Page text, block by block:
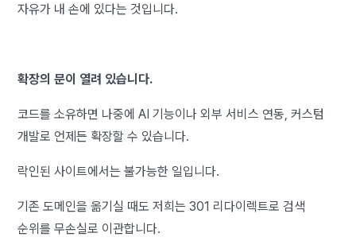
자유가 내 손에 있다는 것입니다.
확장의 문이 열려 있습니다.
코드를 소유하면 나중에 AI 기능이나 외부 서비스 연동, 커스텀
개발로 언제든 확장할 수 있습니다.
락인된 사이트에서는 불가능한 일입니다.
기존 도메인을 옮기실 때도 저희는 301 리다이렉트로 검색
순위를 무손실로 이관합니다.